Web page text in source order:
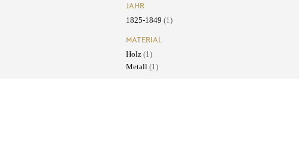
JAHR
1825-1849 (1)
MATERIAL
Holz (1)
Metall (1)